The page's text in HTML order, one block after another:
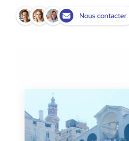
Nous contacter